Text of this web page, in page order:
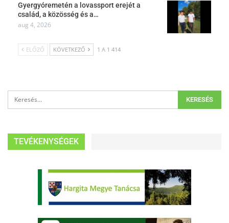
Gyergyóremetén a lovassport erejét a
család, a közösség és a…
aug 4, 2026
ELŐZŐ KÖVETKEZŐ 1 A 1 414
TEVÉKENYSÉGEK